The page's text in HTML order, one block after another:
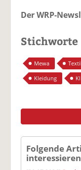
Der WRP-
Stichworte
Mewa
Kleidung
KI
Folgende
interessieren